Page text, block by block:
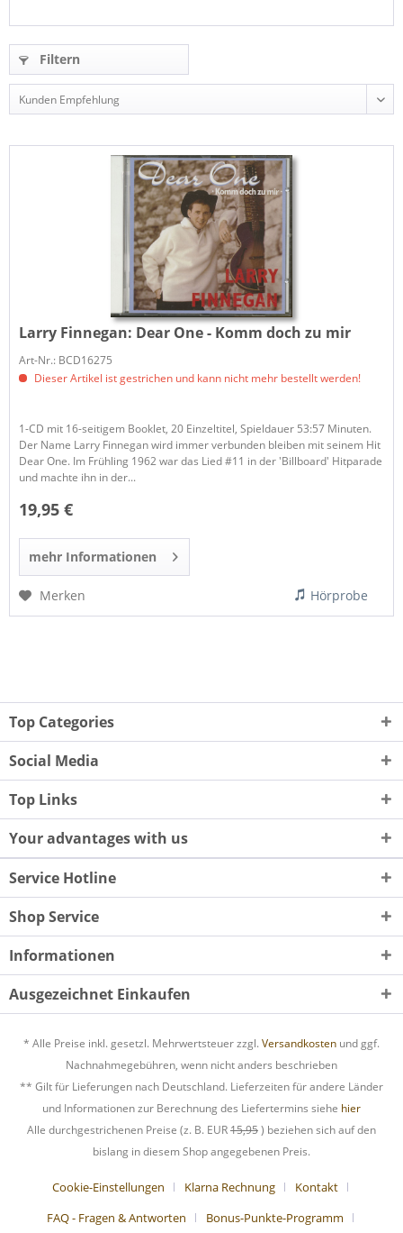
Filtern
Larry Finnegan: Dear One - Komm doch zu mir
Art-Nr.: BCD16275
Dieser Artikel ist gestrichen und kann nicht mehr bestellt werden!
1-CD mit 16-seitigem Booklet, 20 Einzeltitel, Spieldauer 53:57 Minuten.
Der Name Larry Finnegan wird immer verbunden bleiben mit seinem Hit
Dear One. Im Frühling 1962 war das Lied #11 in der 'Billboard' Hitparade
und machte ihn in der...
19,95 €
mehr Informationen
Merken Hörprobe
Top Categories
Social Media
Top Links
Your advantages with us
Service Hotline
Shop Service
Informationen
Ausgezeichnet Einkaufen
* Alle Preise inkl. gesetzl. Mehrwertsteuer zzgl. Versandkosten und ggf.
Nachnahmegebühren, wenn nicht anders beschrieben
** Gilt für Lieferungen nach Deutschland. Lieferzeiten für andere Länder
und Informationen zur Berechnung des Liefertermins siehe hier
Alle durchgestrichenen Preise (z. B. EUR15,95) beziehen sich auf den
bislang in diesem Shop angegebenen Preis.
Cookie-Einstellungen Klarna Rechnung
Kontakt
FAQ - Fragen & Antworten
Bonus-Punkte-Programm